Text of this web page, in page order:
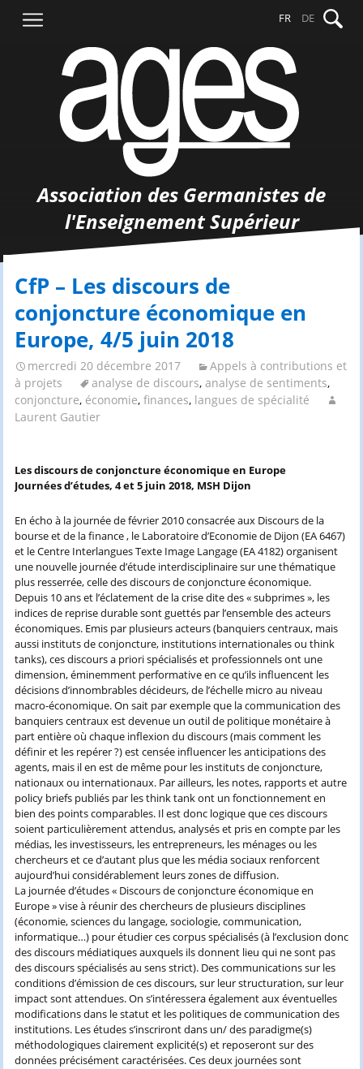
contenu
FR DE
Association des Germanistes de
l'Enseignement Supérieur
CfP – Les discours de
conjoncture économique en
Europe, 4/5 juin 2018
mercredi 20 décembre 2017
Appels à contributions et
à projets
analyse de discours, analyse de sentiments,
conjoncture, économie, finances, langues de spécialité
Laurent Gautier
Les discours de conjoncture économique en Europe
Journées d’études, 4 et 5 juin 2018, MSH Dijon
En écho à la journée de février 2010 consacrée aux Discours de la
bourse et de la finance , le Laboratoire d’Economie de Dijon (EA 6467)
et le Centre Interlangues Texte Image Langage (EA 4182) organisent
une nouvelle journée d’étude interdisciplinaire sur une thématique
plus resserrée, celle des discours de conjoncture économique.
Depuis 10 ans et l’éclatement de la crise dite des « subprimes », les
indices de reprise durable sont guettés par l’ensemble des acteurs
économiques. Emis par plusieurs acteurs (banquiers centraux, mais
aussi instituts de conjoncture, institutions internationales ou think
tanks), ces discours a priori spécialisés et professionnels ont une
dimension, éminemment performative en ce qu’ils influencent les
décisions d’innombrables décideurs, de l’échelle micro au niveau
macro-économique. On sait par exemple que la communication des
banquiers centraux est devenue un outil de politique monétaire à
part entière où chaque inflexion du discours (mais comment les
définir et les repérer ?) est censée influencer les anticipations des
agents, mais il en est de même pour les instituts de conjoncture,
nationaux ou internationaux. Par ailleurs, les notes, rapports et autre
policy briefs publiés par les think tank ont un fonctionnement en
bien des points comparables. Il est donc logique que ces discours
soient particulièrement attendus, analysés et pris en compte par les
médias, les investisseurs, les entrepreneurs, les ménages ou les
chercheurs et ce d’autant plus que les média sociaux renforcent
aujourd’hui considérablement leurs zones de diffusion.
La journée d’études « Discours de conjoncture économique en
Europe » vise à réunir des chercheurs de plusieurs disciplines
(économie, sciences du langage, sociologie, communication,
informatique…) pour étudier ces corpus spécialisés (à l’exclusion donc
des discours médiatiques auxquels ils donnent lieu qui ne sont pas
des discours spécialisés au sens strict). Des communications sur les
conditions d’émission de ces discours, sur leur structuration, sur leur
impact sont attendues. On s’intéressera également aux éventuelles
modifications dans le statut et les politiques de communication des
institutions. Les études s’inscriront dans un/ des paradigme(s)
méthodologiques clairement explicité(s) et reposeront sur des
données précisément caractérisées. Ces deux journées sont